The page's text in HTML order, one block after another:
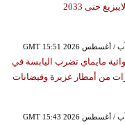
لايبزيغ حتى 2033
مايماي تضرب اليابسة في
من أمطار غزيرة وفيضانات